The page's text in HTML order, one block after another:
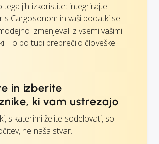
tega jih izkoristite: integrirajte
s Cargosonom in vaši podatki se
izmenjevali z vsemi vašimi
To bo tudi preprečilo človeške
in izberite
ki vam ustrezajo
s katerimi želite sodelovati, so
ne naša stvar.